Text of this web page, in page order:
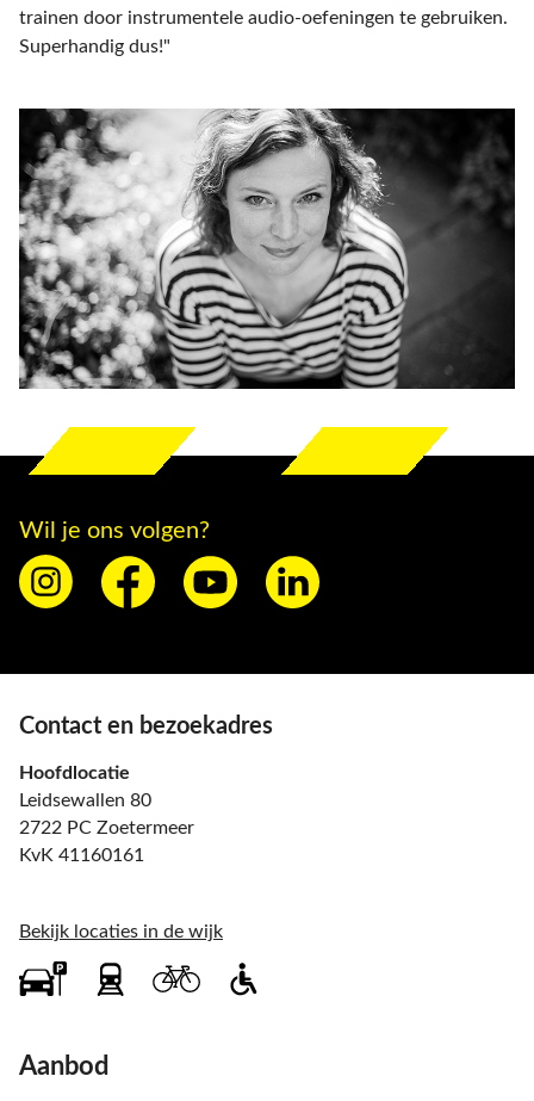
trainen door instrumentele audio-oefeningen te gebruiken.
Superhandig dus!"
Wil je ons volgen?
Contact en bezoekadres
Hoofdlocatie
Leidsewallen 80
2722 PC Zoetermeer
KvK 41160161
Bekijk locaties in de wijk
Aanbod